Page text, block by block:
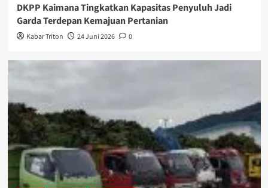
DKPP Kaimana Tingkatkan Kapasitas Penyuluh Jadi
Garda Terdepan Kemajuan Pertanian
Kabar Triton 24 Juni 2026 0